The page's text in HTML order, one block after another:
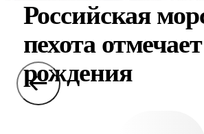
Российская
пехота
рождения